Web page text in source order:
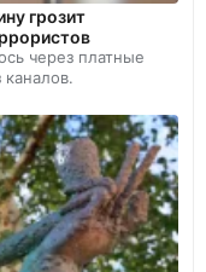
грозит
через платные